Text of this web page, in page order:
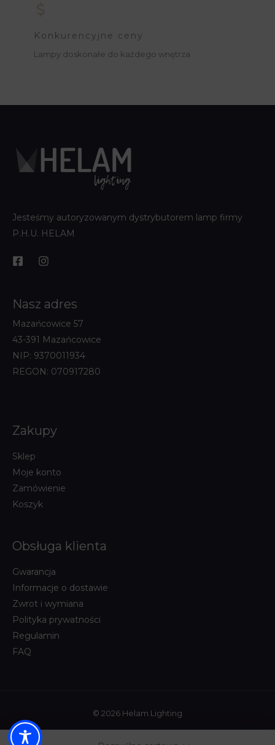
Konkurencyjne ceny
Lampy doskonałe do każdego wnętrza
Jesteśmy autoryzowanym dystrybutorem lamp firmy
P.H.U. HELAM
Nasz adres
Mazańcowice 57
43-391 Mazańcowice
NIP: 9370011934
REGON: 070917280
Zakupy
Sklep
Moje konto
Zamówienie
Koszyk
Obsługa klienta
Gwarancja
Informacje o dostawie
Zwrot i wymiana
Polityka prywatności
Regulamin
FAQ
© 2026 Helam Lighting